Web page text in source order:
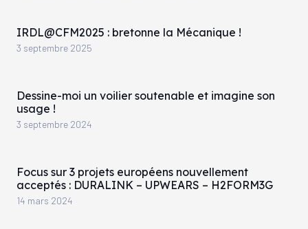
IRDL@CFM2025 : bretonne la Mécanique !
3 septembre 2025
Dessine-moi un voilier soutenable et imagine son
usage !
3 septembre 2024
Focus sur 3 projets européens nouvellement
acceptés : DURALINK – UPWEARS – H2FORM3G
14 mars 2024